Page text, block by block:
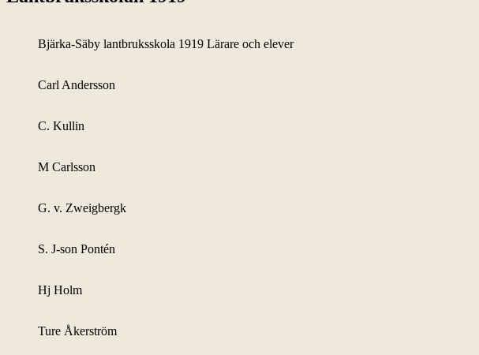
Bjärka-Säby lantbruksskola 1919 Lärare och elever
Carl Andersson
C. Kullin
M Carlsson
G. v. Zweigbergk
S. J-son Pontén
Hj Holm
Ture Åkerström